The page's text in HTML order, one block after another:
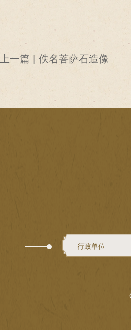
上一篇 | 佚名菩萨石造像
行政单位